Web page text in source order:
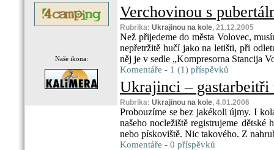
Naše ikona:
Verchovinou s
Rubrika: Ukrajinou na kole, 21.12.2005
Než přijedeme do města Volovec,
nepřetržitě hučí jako na letišti, při
něj je v sedle „Kompresorna Stancija
Komentáře - 1 (1) příspěvků
Ukrajinci –
Rubrika: Ukrajinou na kole, 4.01.2006
Probouzíme se bez jakékoli újmy. I
našeho nocležiště registrujeme
nebo pískoviště. Nic takového. Z
Komentáře - 0 příspěvků